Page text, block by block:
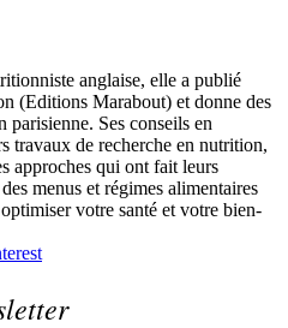
anglaise, elle a publié
(Editions Marabout) et donne des
parisienne. Ses conseils en
travaux de recherche en nutrition,
approches qui ont fait leurs
menus et régimes alimentaires
votre santé et votre bien-